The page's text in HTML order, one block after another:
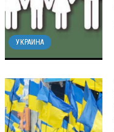
УКРАИНА